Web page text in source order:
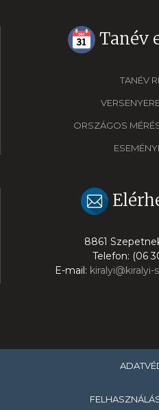
Tanév
TANÉV
ORSZÁGOS
8861
Telefon: (06
E-mail: